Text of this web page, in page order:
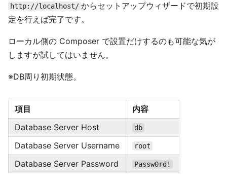
http://localhost/ からセットアップウィザードで初期設
定を行えば完了です。
ローカル側の Composer で設置だけするのも可能な気が
しますが試してはいません。
※DB周り初期状態。
項目
内容
Database Server Host
db
Database Server Username root
Database Server Password Passw0rd!